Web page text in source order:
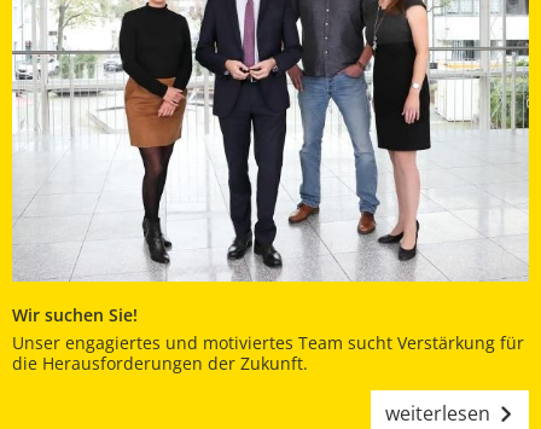
Wir suchen Sie!
Unser engagiertes und motiviertes Team sucht Verstärkung für
die Herausforderungen der Zukunft.
weiterlesen